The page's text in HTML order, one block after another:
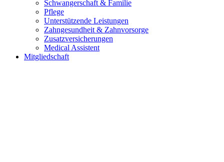
Schwangerschaft & Familie
Pflege
Unterstützende Leistungen
Zahngesundheit & Zahnvorsorge
Zusatzversicherungen
Medical Assistent
Mitgliedschaft